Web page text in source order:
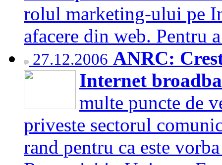
rolul marketing-ului pe
afacere din web.
27.12.2006 ANRC:
Internet
multe puncte de
priveste sectorul
rand pentru ca este